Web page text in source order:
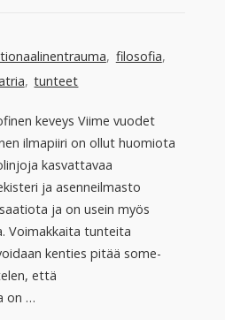
, filosofia,
, tunteet
keveys Viime vuodet
ilmapiiri on ollut huomiota
kasvattavaa
ja asenneilmasto
ja on usein myös
Voimakkaita tunteita
kenties pitää some-
että
on …